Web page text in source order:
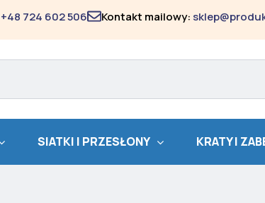
+48 724 602 506 Kontakt mailowy:
SIATKI I PRZESŁONY KRATY I
według